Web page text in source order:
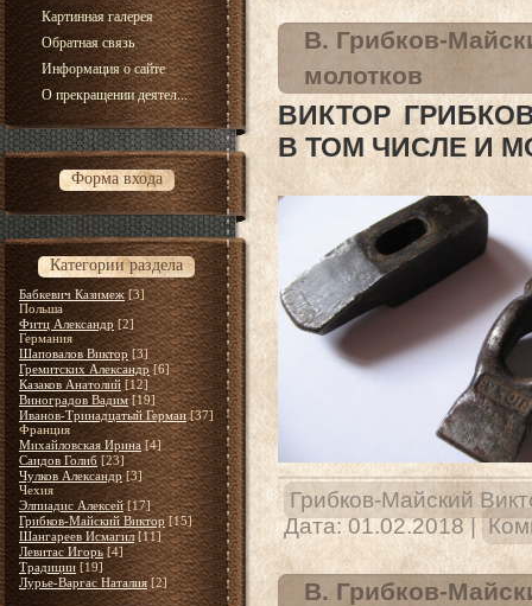
Картинная галерея
Обратная связь
Информация о сайте
О прекращении деятел...
Форма входа
Категории раздела
Бабкевич Казимеж [3]
Польша
Фитц Александр [2]
Германия
Шаповалов Виктор [3]
Гремитских Александр [6]
Казаков Анатолий [12]
Виноградов Вадим [19]
Иванов-Тринадцатый Герман [37]
Франция
Михайловская Ирина [4]
Саидов Голиб [23]
Чулков Александр [3]
Чехия
Элпиадис Алексей [17]
Грибков-Майский Виктор [15]
Шангареев Исмагил [11]
Левитас Игорь [4]
Традиции [19]
Лурье-Варгас Наталия [2]
В. Грибков-
молотков
ВИКТОР
В ТОМ ЧИСЛЕ И
Грибков-Майский
Дата: 01.02.2018 |
В. Грибков-